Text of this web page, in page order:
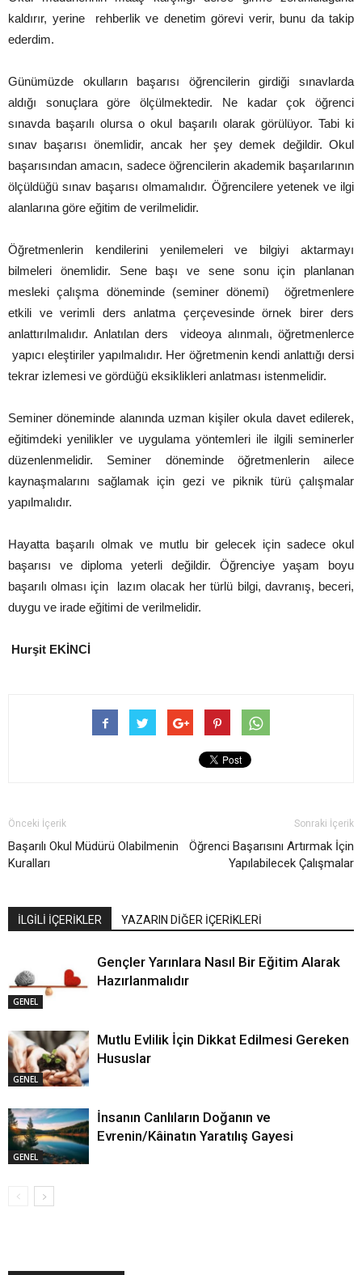
kaldırır, yerine rehberlik ve denetim görevi verir, bunu da takip
ederdim.
Günümüzde okulların başarısı öğrencilerin girdiği sınavlarda
aldığı sonuçlara göre ölçülmektedir. Ne kadar çok öğrenci
sınavda başarılı olursa o okul başarılı olarak görülüyor. Tabi ki
sınav başarısı önemlidir, ancak her şey demek değildir. Okul
başarısından amacın, sadece öğrencilerin akademik başarılarının
ölçüldüğü sınav başarısı olmamalıdır. Öğrencilere yetenek ve ilgi
alanlarına göre eğitim de verilmelidir.
Öğretmenlerin kendilerini yenilemeleri ve bilgiyi aktarmayı
bilmeleri önemlidir. Sene başı ve sene sonu için planlanan
mesleki çalışma döneminde (seminer dönemi) öğretmenlere
etkili ve verimli ders anlatma çerçevesinde örnek birer ders
anlattırılmalıdır. Anlatılan ders videoya alınmalı, öğretmenlerce
yapıcı eleştiriler yapılmalıdır. Her öğretmenin kendi anlattığı dersi
tekrar izlemesi ve gördüğü eksiklikleri anlatması istenmelidir.
Seminer döneminde alanında uzman kişiler okula davet edilerek,
eğitimdeki yenilikler ve uygulama yöntemleri ile ilgili seminerler
düzenlenmelidir. Seminer döneminde öğretmenlerin ailece
kaynaşmalarını sağlamak için gezi ve piknik türü çalışmalar
yapılmalıdır.
Hayatta başarılı olmak ve mutlu bir gelecek için sadece okul
başarısı ve diploma yeterli değildir. Öğrenciye yaşam boyu
başarılı olması için lazım olacak her türlü bilgi, davranış, beceri,
duygu ve irade eğitimi de verilmelidir.
Hurşit EKİNCİ
Önceki İçerik
Başarılı Okul Müdürü Olabilmenin
Kuralları
Sonraki İçerik
Öğrenci Başarısını Artırmak İçin
Yapılabilecek Çalışmalar
İLGİLİ İÇERİKLER YAZARIN DİĞER İÇERİKLERİ
GENEL
Gençler Yarınlara Nasıl Bir Eğitim Alarak
Hazırlanmalıdır
GENEL
Mutlu Evlilik İçin Dikkat Edilmesi Gereken
Hususlar
GENEL
İnsanın Canlıların Doğanın ve
Evrenin/Kâinatın Yaratılış Gayesi